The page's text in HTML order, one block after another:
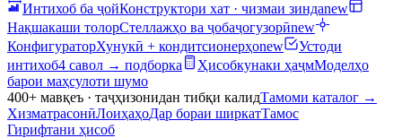
Интихоб ба ҷойКонструктори хат · чизмаи зиндаnew
Нақшакаши толорСтеллажҳо ва ҷобаҷогузорӣnew
КонфигураторХунукӣ + кондитсионерҳоnew
Устоди
интихоб4 савол → подборка Ҳисобкунаки ҳаҷмМоделҳо
барои маҳсулоти шумо
400+ мавқеъ · таҷҳизонидан тибқи калидТамоми каталог →
ХизматрасонӣЛоиҳаҳоДар бораи ширкатТамос
Гирифтани ҳисоб